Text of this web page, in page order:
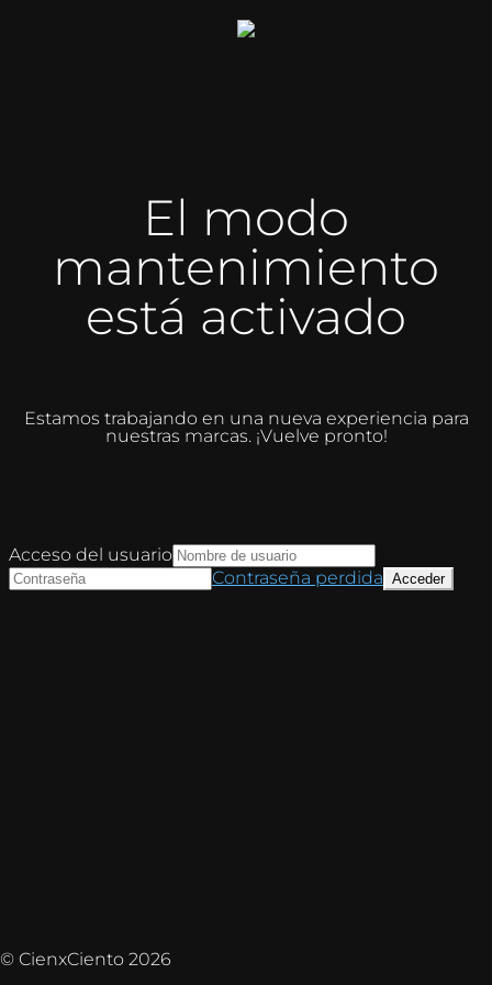
El modo
mantenimiento
está activado
Estamos trabajando en una nueva experiencia para
nuestras marcas. ¡Vuelve pronto!
© CienxCiento 2026
Acceso del usuario
Contraseña perdida